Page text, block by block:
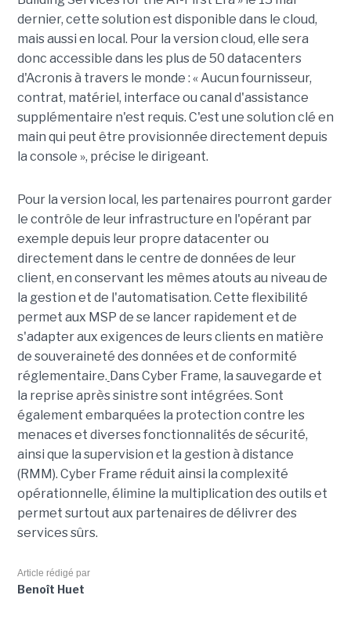
dernier, cette solution est disponible dans le cloud,
mais aussi en local. Pour la version cloud, elle sera
donc accessible dans les plus de 50 datacenters
d'Acronis à travers le monde : « Aucun fournisseur,
contrat, matériel, interface ou canal d'assistance
supplémentaire n'est requis. C'est une solution clé en
main qui peut être provisionnée directement depuis
la console », précise le dirigeant.
Pour la version local, les partenaires pourront garder
le contrôle de leur infrastructure en l'opérant par
exemple depuis leur propre datacenter ou
directement dans le centre de données de leur
client, en conservant les mêmes atouts au niveau de
la gestion et de l'automatisation. Cette flexibilité
permet aux MSP de se lancer rapidement et de
s'adapter aux exigences de leurs clients en matière
de souveraineté des données et de conformité
réglementaire. Dans Cyber Frame, la sauvegarde et
la reprise après sinistre sont intégrées. Sont
également embarquées la protection contre les
menaces et diverses fonctionnalités de sécurité,
ainsi que la supervision et la gestion à distance
(RMM). Cyber Frame réduit ainsi la complexité
opérationnelle, élimine la multiplication des outils et
permet surtout aux partenaires de délivrer des
services sûrs.
Article rédigé par
Benoît Huet